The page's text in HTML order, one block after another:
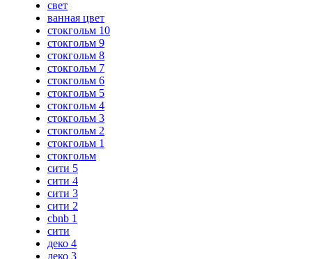
свет
ванная цвет
стокгольм 10
стокгольм 9
стокгольм 8
стокгольм 7
стокгольм 6
стокгольм 5
стокгольм 4
стокгольм 3
стокгольм 2
стокгольм 1
стокгольм
сити 5
сити 4
сити 3
сити 2
cbnb 1
сити
деко 4
деко 3